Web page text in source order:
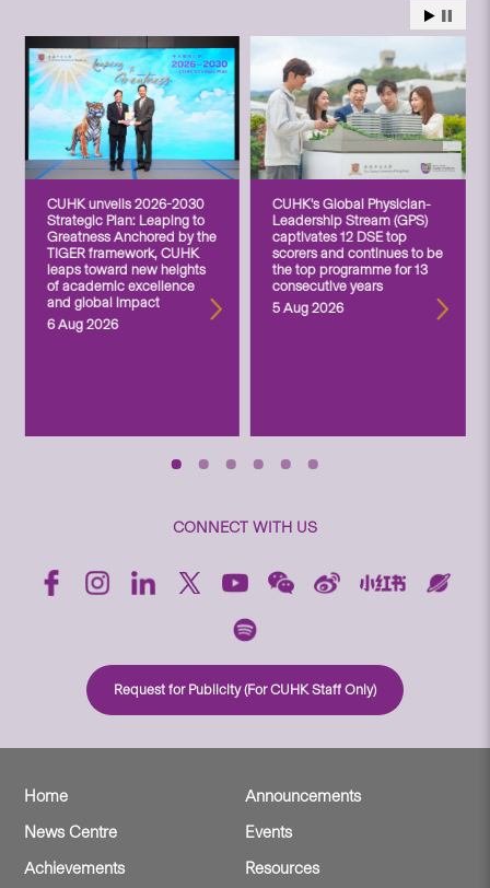
CUHK unveils 2026-2030
Strategic Plan: Leaping to
Greatness Anchored by the
TIGER framework, CUHK
leaps toward new heights
of academic excellence
and global impact
6 Aug 2026
CUHK’s Global Physician-
Leadership Stream (GPS)
captivates 12 DSE top
scorers and continues to be
the top programme for 13
consecutive years
5 Aug 2026
CONNECT WITH US
Request for Publicity (For CUHK Staff Only)
Home
Announcements
News Centre
Events
Achievements
Resources